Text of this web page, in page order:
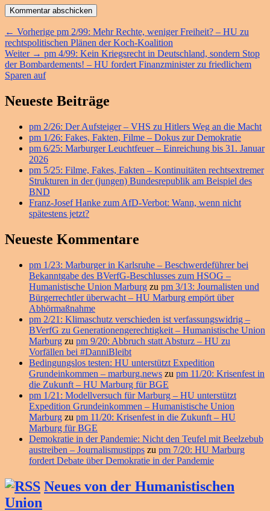
Beitragsnavigation
← Vorherige Vorheriger
Beitrag:
pm 2/99: Mehr Rechte, weniger Freiheit? – HU zu
rechtspolitischen Plänen der Koch-Koalition
Weiter → Nächster
Beitrag:
pm 4/99: Kein Kriegsrecht in Deutschland, sondern Stop
der Bombardements! – HU fordert Finanzminister zu friedlichem
Sparen auf
Primärer
Widget-
Bereich
Neueste Beiträge
pm 2/26: Der Aufsteiger – VHS zu Hitlers Weg an die Macht
pm 1/26: Fakes, Fakten, Filme – Dokus zur Demokratie
pm 6/25: Marburger Leuchtfeuer – Einreichung bis 31. Januar
2026
pm 5/25: Filme, Fakes, Fakten – Kontinuitäten rechtsextremer
Strukturen in der (jungen) Bundesrepublik am Beispiel des
BND
Franz-Josef Hanke zum AfD-Verbot: Wann, wenn nicht
spätestens jetzt?
Neueste Kommentare
pm 1/23: Marburger in Karlsruhe – Beschwerdeführer bei
Bekanntgabe des BVerfG-Beschlusses zum HSOG –
Humanistische Union Marburg zu pm 3/13: Journalisten und
Bürgerrechtler überwacht – HU Marburg empört über
Abhörmaßnahme
pm 2/21: Klimaschutz verschieden ist verfassungswidrig –
BVerfG zu Generationengerechtigkeit – Humanistische Union
Marburg zu pm 9/20: Abbruch statt Absturz – HU zu
Vorfällen bei #DanniBleibt
Bedingungslos testen: HU unterstützt Expedition
Grundeinkommen – marburg.news zu pm 11/20: Krisenfest in
die Zukunft – HU Marburg für BGE
pm 1/21: Modellversuch für Marburg – HU unterstützt
Expedition Grundeinkommen – Humanistische Union
Marburg zu pm 11/20: Krisenfest in die Zukunft – HU
Marburg für BGE
Demokratie in der Pandemie: Nicht den Teufel mit Beelzebub
austreiben – Journalismustipps zu pm 7/20: HU Marburg
fordert Debate über Demokratie in der Pandemie
Neues von der Humanistischen
Union